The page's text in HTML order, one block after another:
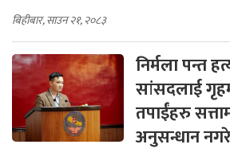
बिहीबार, साउन २१, २०८३
निर्मला पन्त
सांसदलाई
तपाईंहरु
अनुसन्धान